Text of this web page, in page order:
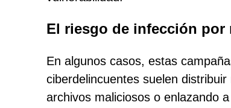
El riesgo de infección por
En algunos casos, estas
ciberdelincuentes suelen
archivos maliciosos o enlazando